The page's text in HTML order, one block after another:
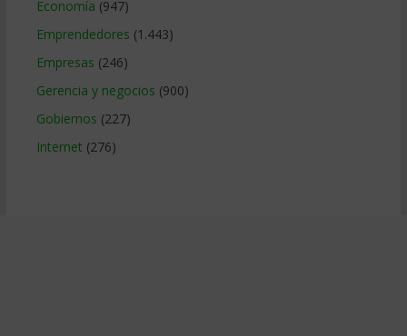
Economía (947)
Emprendedores (1.443)
Empresas (246)
Gerencia y negocios (900)
Gobiernos (227)
Internet (276)